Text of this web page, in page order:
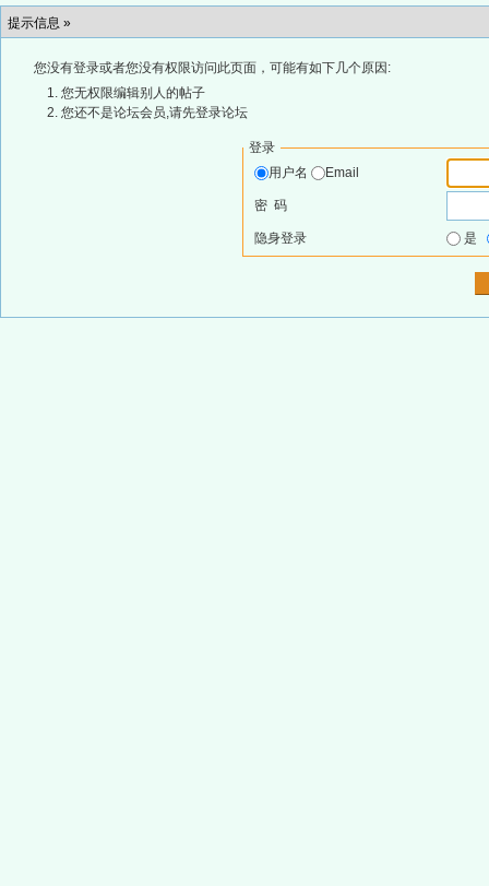
提示信息 »
您没有登录或者您没有权限访问此页面，可能有如下几个原因:
您无权限编辑别人的帖子
您还不是论坛会员,请先登录论坛
登录
用户名
Email
密 码
隐身登录 是